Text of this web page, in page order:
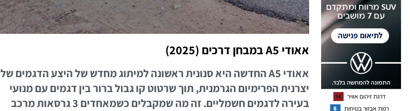
אאודי A5 במבחן דרכים (2025)
אאודי A5 החדשה היא סנונית ראשונה למיתוג מחדש של היצע הדגמים של
יצרנית הפרימיום הגרמנית, תוך שרטוט קו גבול ברור בין דגמים עם מנועי
בעירה לדגמים חשמליים. זה מה שמקבלים כשמאחדים 3 גרסאות מרכב